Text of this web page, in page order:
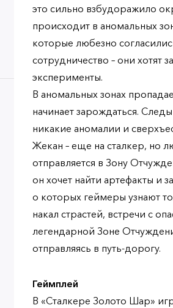
это сильно взбудоражило
происходит в аномальных
которые любезно
сотрудничество – они хотят
эксперименты.
В аномальных зонах
начинает зарождаться.
никакие аномалии и
Жекан – еще на сталкер, но
отправляется в Зону
он хочет найти артефакты и
о которых геймеры узнают
накал страстей, встречи с
легендарной Зоне
отправляясь в путь-дорогу.
Геймплей
В «Сталкере Золото Шар»